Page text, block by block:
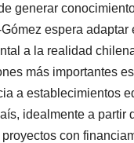
generar
espera adaptar
a la realidad
más importantes
a establecimientos
idealmente a partir
con